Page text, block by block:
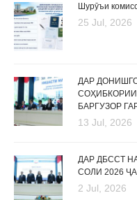
Шурӯъи
25 Jul, 2026
ДАР
БАРГУЗОР
13 Jul, 2026
ДАР ДБССТ
СОЛИ 2026
2 Jul, 2026